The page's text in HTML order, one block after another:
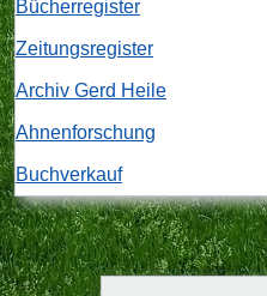
Bücherregister
Zeitungsregister
Archiv Gerd Heile
Ahnenforschung
Buchverkauf